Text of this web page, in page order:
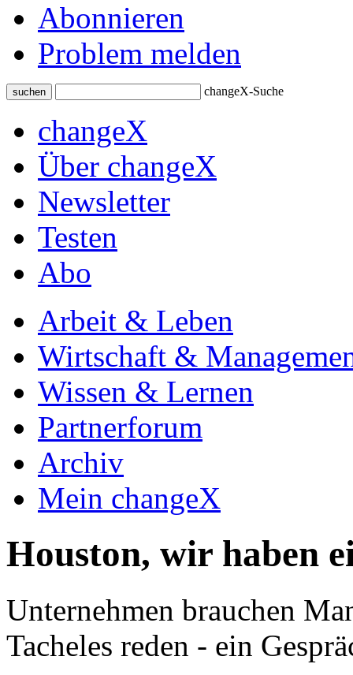
Abonnieren
Problem melden
suchen changeX-Suche
changeX
Über changeX
Newsletter
Testen
Abo
Arbeit & Leben
Wirtschaft &
Wissen & Lernen
Partnerforum
Archiv
Mein changeX
Houston, wir haben
Unternehmen brauchen
Tacheles reden - ein